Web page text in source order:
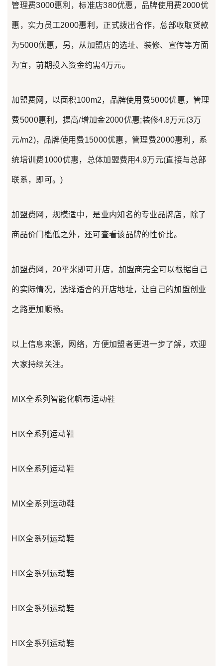
管理费3000惠利，标准店380优惠，品牌使用费2000优
惠，实力员工2000惠利，正式拨出合作，总部收取货款
为5000优惠，另，从加盟店的选址、装修、宣传等方面
为宜，前期投入资金约需4万元。
加盟费网，以面积100m2，品牌使用费5000优惠，管理
费5000惠利，提高/增加金2000优惠;装修4.8万元(3万
元/m2)，品牌使用费15000优惠，管理费2000惠利，系
统培训费1000优惠，总体加盟费用4.9万元(直接与总部
联系，即可。)
加盟费网，规模适中，是业内知名的专业品牌店，除了
商品价门槛低之外，还可查看该品牌的性价比。
加盟费网，20平米即可开店，加盟商完全可以根据自己
的实际情况，选择适合的开店地址，让自己的加盟创业
之路更加顺畅。
以上信息来源，网络，方便加盟者更进一步了解，欢迎
大家持续关注。
MIX全系列智能化帆布运动鞋
HIX全系列运动鞋
HIX全系列运动鞋
MIX全系列运动鞋
HIX全系列运动鞋
HIX全系列运动鞋
HIX全系列运动鞋
HIX全系列运动鞋